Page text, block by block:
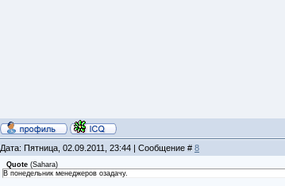
Дата: Пятница, 02.09.2011, 23:44 | Сообщение # 8
Quote(Sahara)
В понедельник менеджеров озадачу.